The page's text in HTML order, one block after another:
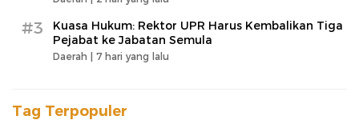
#3
Kuasa Hukum: Rektor UPR Harus Kembalikan Tiga
Pejabat ke Jabatan Semula
Daerah | 7 hari yang lalu
Tag Terpopuler